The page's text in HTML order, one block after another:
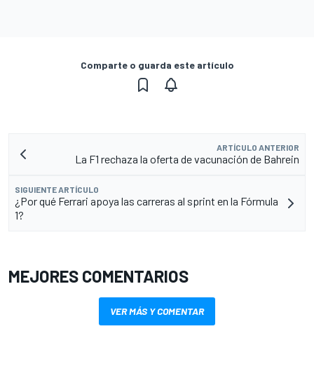
Comparte o guarda este artículo
ARTÍCULO ANTERIOR
La F1 rechaza la oferta de vacunación de Bahrein
SIGUIENTE ARTÍCULO
¿Por qué Ferrari apoya las carreras al sprint en la Fórmula
1?
MEJORES COMENTARIOS
VER MÁS Y COMENTAR